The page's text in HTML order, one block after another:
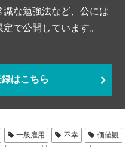
な勉強法など、公には
で公開しています。
はこちら
一般雇用 不幸
価値観